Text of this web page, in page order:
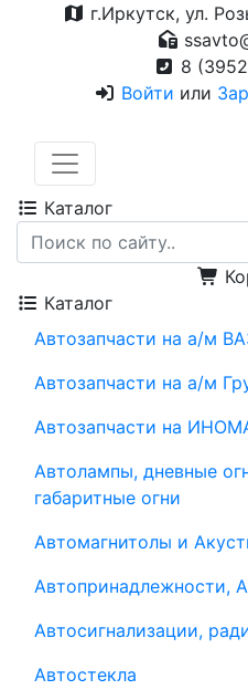
г.Иркутск, ул.
8
Войти или
Каталог
Каталог
Автозапчасти на а/м
Автозапчасти на а/м
Автозапчасти на
Автолампы, дневные
габаритные огни
Автомагнитолы и
Автопринадлежности,
Автосигнализации,
Автостекла